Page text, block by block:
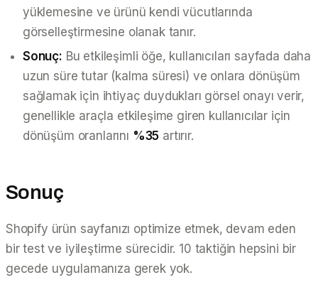
yüklemesine ve ürünü kendi vücutlarında
görselleştirmesine olanak tanır.
Sonuç: Bu etkileşimli öğe, kullanıcıları sayfada daha
uzun süre tutar (kalma süresi) ve onlara dönüşüm
sağlamak için ihtiyaç duydukları görsel onayı verir,
genellikle araçla etkileşime giren kullanıcılar için
dönüşüm oranlarını %35 artırır.
Sonuç
Shopify ürün sayfanızı optimize etmek, devam eden
bir test ve iyileştirme sürecidir. 10 taktiğin hepsini bir
gecede uygulamanıza gerek yok.